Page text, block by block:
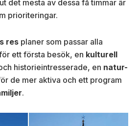
det mesta av dessa få timmar är
prioriteringar.
res planer som passar alla
ett första besök, en kulturell
historieintresserade, en natur-
de mer aktiva och ett program
.